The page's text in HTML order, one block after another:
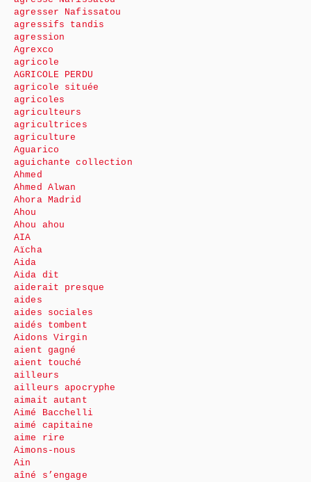
agresser Nafissatou
agressifs tandis
agression
Agrexco
agricole
AGRICOLE PERDU
agricole située
agricoles
agriculteurs
agricultrices
agriculture
Aguarico
aguichante collection
Ahmed
Ahmed Alwan
Ahora Madrid
Ahou
Ahou ahou
AIA
Aïcha
Aida
Aida dit
aiderait presque
aides
aides sociales
aidés tombent
Aidons Virgin
aient gagné
aient touché
ailleurs
ailleurs apocryphe
aimait autant
Aimé Bacchelli
aimé capitaine
aime rire
Aimons-nous
Ain
aîné s’engage